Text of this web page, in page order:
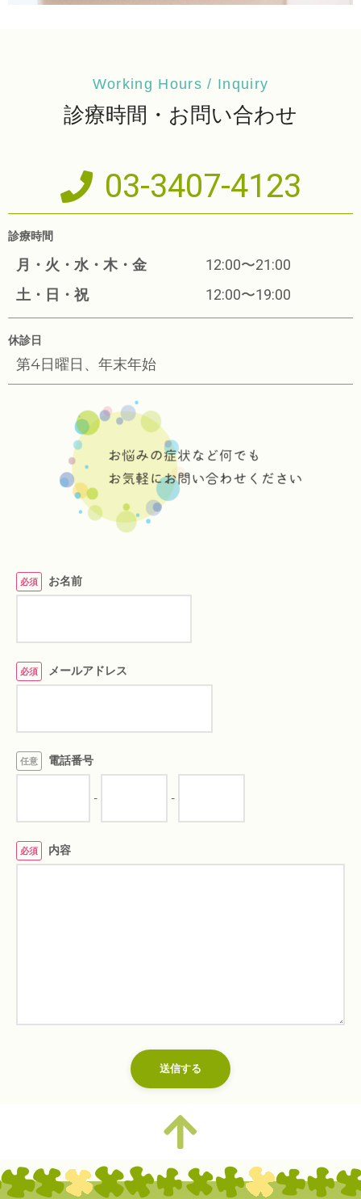
Working Hours / Inquiry
診療時間・お問い合わせ
03-3407-4123
診療時間
月・火・水・木・金
12:00〜21:00
土・日・祝
12:00〜19:00
休診日
第4日曜日、年末年始
必須 お名前
必須 メールアドレス
任意 電話番号
- -
必須 内容